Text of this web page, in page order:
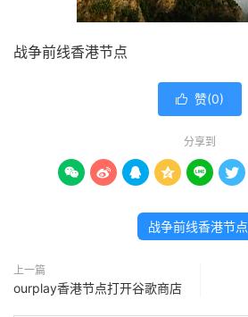
战争前线香港节点
 赞(0)
分享到
     
战争前线香港节点
上一篇
ourplay香港节点打开谷歌商店